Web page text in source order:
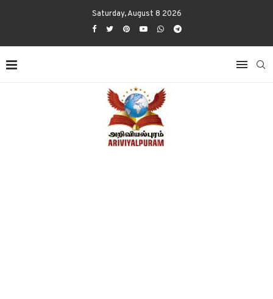
Saturday, August 8 2026